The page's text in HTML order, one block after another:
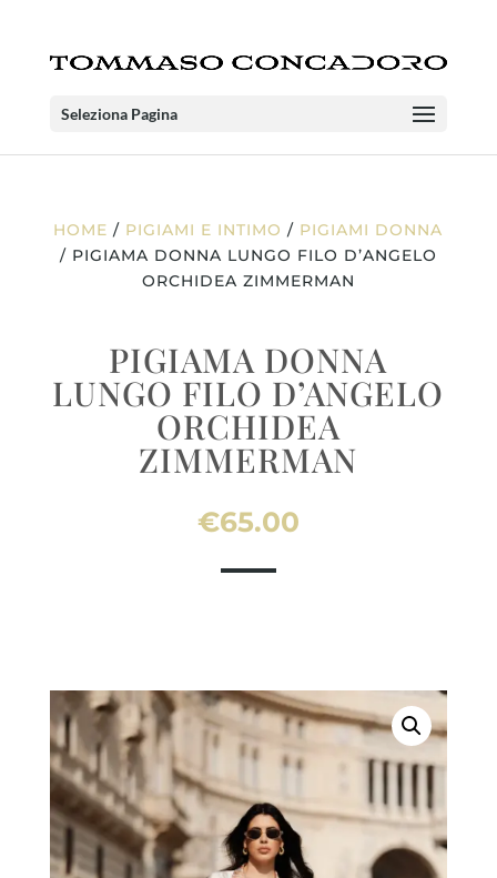
Seleziona Pagina
HOME / PIGIAMI E INTIMO / PIGIAMI DONNA
/ PIGIAMA DONNA LUNGO FILO D’ANGELO
ORCHIDEA ZIMMERMAN
PIGIAMA DONNA
LUNGO FILO D’ANGELO
ORCHIDEA
ZIMMERMAN
€65.00